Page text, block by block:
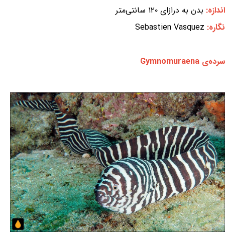
اندازه: بدن به درازای ۱۲۰ سانتی‌متر
نگاره: Sebastien Vasquez
سرده‌ی Gymnomuraena